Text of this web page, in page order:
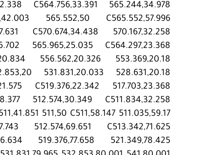
C564.756,33.391 565.244,34.978
565.552,50 C565.552,57.996
C570.674,34.438 570.167,32.258
565.965,25.035 C564.297,23.368
556.562,20.326 553.369,20.18
531.831,20.033 528.631,20.18
C519.376,22.342 517.703,23.368
512.574,30.349 C511.834,32.258
511,50 C511,58.147 511.035,59.17
512.574,69.651 C513.342,71.625
519.376,77.658 521.349,78.425